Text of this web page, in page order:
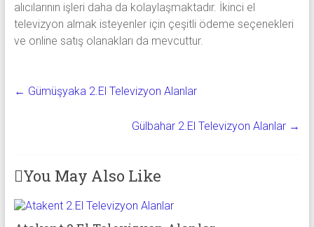
alıcılarının işleri daha da kolaylaşmaktadır. İkinci el
televizyon almak isteyenler için çeşitli ödeme seçenekleri
ve online satış olanakları da mevcuttur.
← Gümüşyaka 2.El Televizyon Alanlar
Gülbahar 2.El Televizyon Alanlar →
You May Also Like